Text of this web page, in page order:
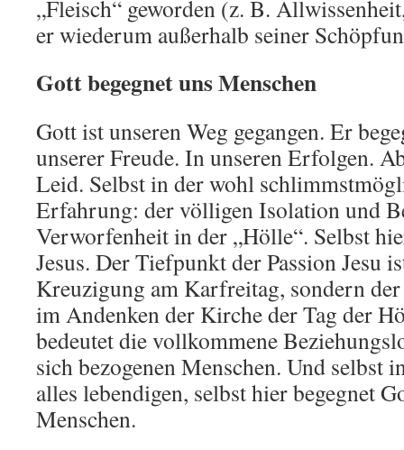
„Fleisch“ geworden (z. B.
er wiederum außerhalb seiner
Gott begegnet uns Menschen
Gott ist unseren Weg gegangen. Er
unserer Freude. In unseren Erfolgen.
Leid. Selbst in der wohl
Erfahrung: der völligen Isolation und
Verworfenheit in der „Hölle“. Selbst
Jesus. Der Tiefpunkt der Passion Jesu
Kreuzigung am Karfreitag, sondern
im Andenken der Kirche der Tag der
bedeutet die vollkommene
sich bezogenen Menschen. Und selbst
alles lebendigen, selbst hier begegnet
Menschen.